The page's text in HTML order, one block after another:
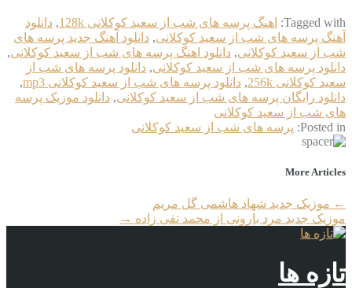
Tagged with: اهنگ پرسه های شب از سعید کوکلانی 128k , دانلود
آهنگ پرسه های شب از سعید کوکلانی, دانلود آهنگ جدید پرسه های
شب از سعید کوکلانی, دانلود اهنگ پرسه های شب از سعید کوکلانی,
دانلود پرسه های شب از سعید کوکلانی, دانلود پرسه های شب از
سعید کوکلانی 256k
, دانلود پرسه های شب از سعید کوکلانی mp3
,
دانلود رایگان پرسه های شب از سعید کوکلانی, دانلود موزیک پرسه
های شب از سعید کوکلانی
Posted in: پرسه های شب از سعید کوکلانی
More Articles
← موزیک جدید شهاد هاشمی گل مریم
موزیک جدید مرد بارونی از محمد تقی زاده →
تازه ها